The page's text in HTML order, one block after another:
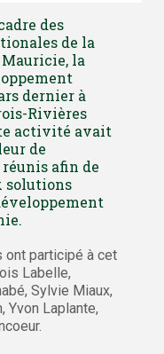
des
de la
la
dernier à
Rivières
activité avait
de
afin de
solutions
ont participé à cet
Labelle,
Sylvie Miaux,
Yvon Laplante,